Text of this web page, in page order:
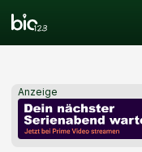
Anzeige